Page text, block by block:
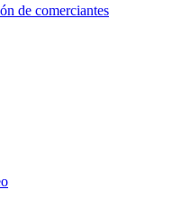
de comerciantes